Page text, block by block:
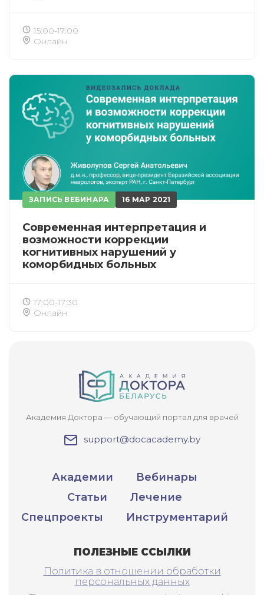
15:00-17:00
Онлайн
ЗАПИСЬ ВЕБИНАРА 16 МАР 2021
Современная интерпретация и
возможности коррекции
когнитивных нарушений у
коморбидных больных
17:00-17:30
Онлайн
Академия Доктора — обучающий портал для врачей
support@docacademy.by
Академии
Вебинары
Статьи
Лечение
Спецпроекты
Инструментарий
ПОЛЕЗНЫЕ ССЫЛКИ
Политика в отношении обработки
персональных данных